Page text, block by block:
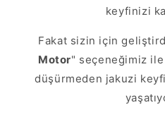
keyfinizi
Fakat sizin için
Motor" seçeneğimiz ile
düşürmeden jakuzi